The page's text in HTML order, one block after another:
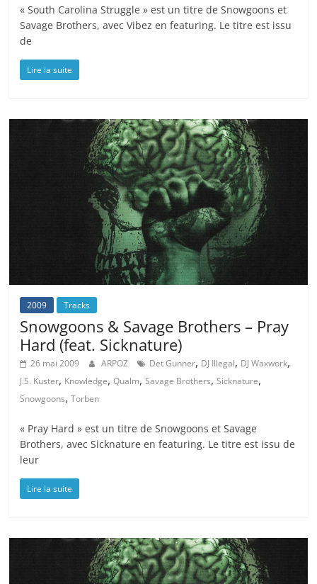
« South Carolina Struggle » est un titre de Snowgoons et
Savage Brothers, avec Vibez en featuring. Le titre est issu
de
Lire la suite
2009 Tracks
Snowgoons & Savage Brothers – Pray
Hard (feat. Sicknature)
26 mai 2009 ARPOZ Det Gunner, DJ Illegal, DJ Waxwork,
J.S. Kuster, Knowledge,Qualm,Savage Brothers,Sicknature,
Snowgoons,Torben
« Pray Hard » est un titre de Snowgoons et Savage
Brothers, avec Sicknature en featuring. Le titre est issu de
leur
Lire la suite